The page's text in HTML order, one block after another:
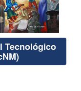
Tecnológico